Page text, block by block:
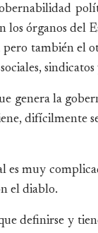
los órganos del
pero también el
genera la
difícilmente
es muy
el diablo.
definirse y